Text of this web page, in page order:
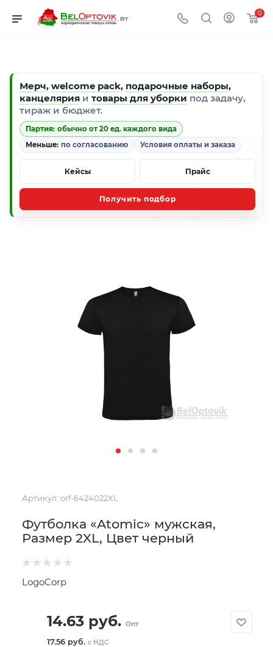
0
Мерч, welcome pack, подарочные наборы,
канцелярия и товары для уборки под задачу,
тираж и бюджет.
Партия: обычно от 20 ед. каждого вида
Меньше: по согласованию Условия оплаты и заказа
Кейсы Прайс
Получить подбор
Артикул: orf-6424022XL
Футболка «Atomic» мужская,
Размер 2XL, Цвет черный
LogoCorp
14.63руб. Опт
17.56 руб. с НДС